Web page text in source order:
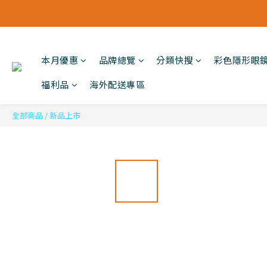
本月優惠 品牌總覽 分類快搜
彩色隱形眼
福利品
海外配送專區
全部商品 /新品上市